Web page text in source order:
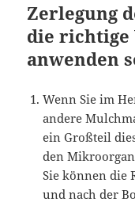
Zerlegung
die richtige
anwenden
Wenn Sie im
andere
ein Großteil
den
Sie können die
und nach der